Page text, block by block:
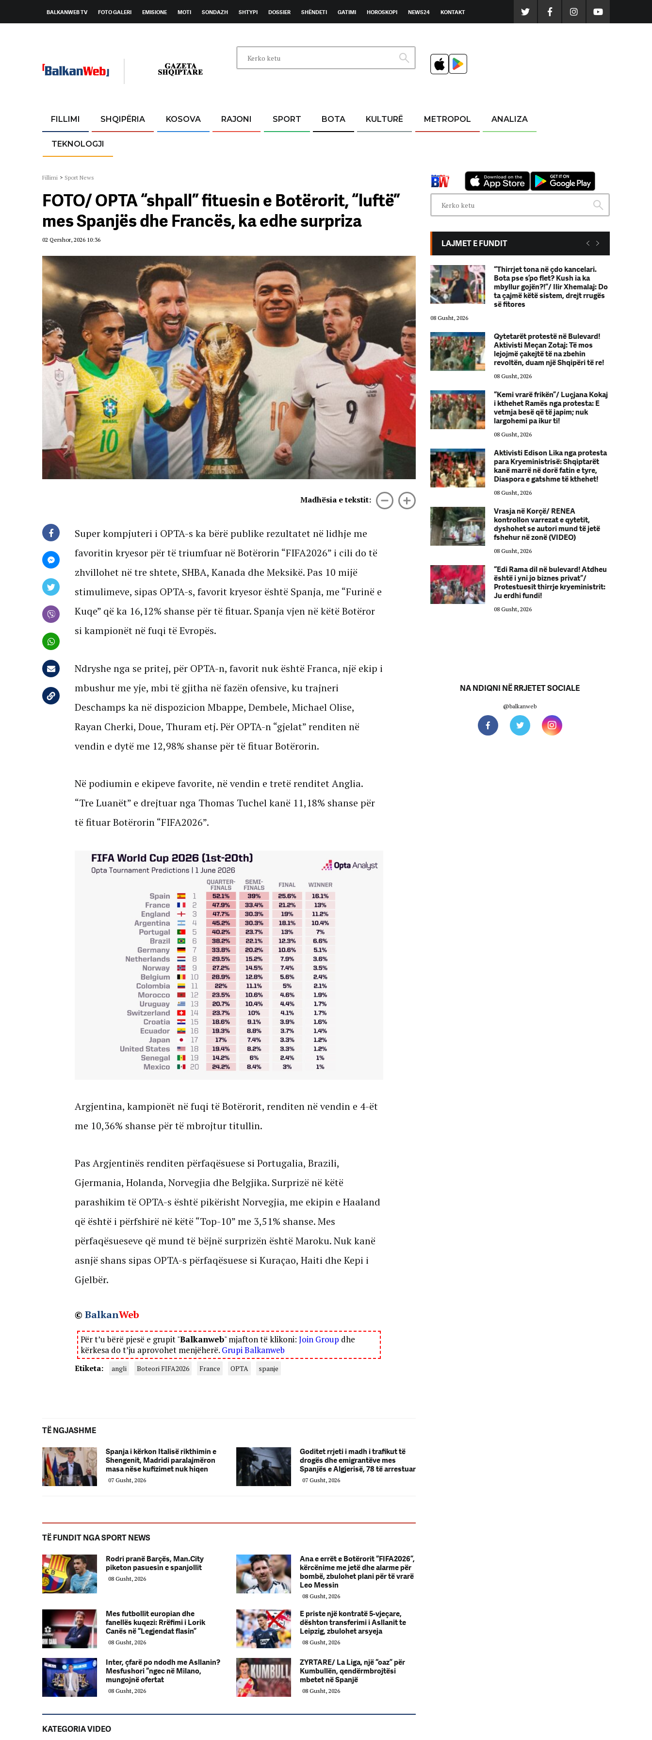
BALKANWEB TV FOTO GALERI EMISIONE MOTI SONDAZH SHTYPI DOSSIER SHËNDETI GATIMI HOROSKOPI NEWS24 KONTAKT
FILLIMI SHQIPËRIA KOSOVA RAJONI SPORT BOTA KULTURË METROPOL ANALIZA
TEKNOLOGJI
Fillimi > Sport News
FOTO/ OPTA “shpall” fituesin e Botërorit, “luftë”
mes Spanjës dhe Francës, ka edhe surpriza
02 Qershor, 2026 10:36
Madhësia e tekstit:
Super kompjuteri i OPTA-s ka bërë publike rezultatet në lidhje me
favoritin kryesor për të triumfuar në Botërorin “FIFA2026” i cili do të
zhvillohet në tre shtete, SHBA, Kanada dhe Meksikë. Pas 10 mijë
stimulimeve, sipas OPTA-s, favorit kryesor është Spanja, me “Furinë e
Kuqe” që ka 16,12% shanse për të fituar. Spanja vjen në këtë Botëror
si kampionët në fuqi të Evropës.
Ndryshe nga se pritej, për OPTA-n, favorit nuk është Franca, një ekip i
mbushur me yje, mbi të gjitha në fazën ofensive, ku trajneri
Deschamps ka në dispozicion Mbappe, Dembele, Michael Olise,
Rayan Cherki, Doue, Thuram etj. Për OPTA-n “gjelat” renditen në
vendin e dytë me 12,98% shanse për të fituar Botërorin.
Në podiumin e ekipeve favorite, në vendin e tretë renditet Anglia.
“Tre Luanët” e drejtuar nga Thomas Tuchel kanë 11,18% shanse për
të fituar Botërorin “FIFA2026”.
Argjentina, kampionët në fuqi të Botërorit, renditen në vendin e 4-ët
me 10,36% shanse për të mbrojtur titullin.
Pas Argjentinës renditen përfaqësuese si Portugalia, Brazili,
Gjermania, Holanda, Norvegjia dhe Belgjika. Surprizë në këtë
parashikim të OPTA-s është pikërisht Norvegjia, me ekipin e Haaland
që është i përfshirë në këtë “Top-10” me 3,51% shanse. Mes
përfaqësueseve që mund të bëjnë surprizën është Maroku. Nuk kanë
asnjë shans sipas OPTA-s përfaqësuese si Kuraçao, Haiti dhe Kepi i
Gjelbër.
© BalkanWeb
Për t’u bërë pjesë e grupit "Balkanweb" mjafton të klikoni: Join Group dhe
kërkesa do t’ju aprovohet menjëherë. Grupi Balkanweb
Etiketa: angli Boteori FIFA2026 France OPTA spanje
TË NGJASHME
Spanja i kërkon Italisë rikthimin e
Shengenit, Madridi paralajmëron
masa nëse kufizimet nuk hiqen
07 Gusht, 2026
Goditet rrjeti i madh i trafikut të
drogës dhe emigrantëve mes
Spanjës e Algjerisë, 78 të arrestuar
07 Gusht, 2026
TË FUNDIT NGA SPORT NEWS
Rodri pranë Barçës, Man.City
piketon pasuesin e spanjollit
08 Gusht, 2026
Ana e errët e Botërorit “FIFA2026”,
kërcënime me jetë dhe alarme për
bombë, zbulohet plani për të vrarë
Leo Messin
08 Gusht, 2026
Mes futbollit europian dhe
fanellës kuqezi: Rrëfimi i Lorik
Canës në “Legjendat flasin”
08 Gusht, 2026
E priste një kontratë 5-vjeçare,
dështon transferimi i Asllanit te
Leipzig, zbulohet arsyeja
08 Gusht, 2026
Inter, çfarë po ndodh me Asllanin?
Mesfushori “ngec në Milano,
mungojnë ofertat
08 Gusht, 2026
ZYRTARE/ La Liga, një “oaz” për
Kumbullën, qendërmbrojtësi
mbetet në Spanjë
08 Gusht, 2026
KATEGORIA VIDEO
LAJMET E FUNDIT
“Thirrjet tona në çdo kancelari.
Bota pse s’po flet? Kush ia ka
mbyllur gojën?!”/ Ilir Xhemalaj: Do
ta çajmë këtë sistem, drejt rrugës
së fitores
08 Gusht, 2026
Qytetarët protestë në Bulevard!
Aktivisti Meçan Zotaj: Të mos
lejojmë çakejtë të na zbehin
revoltën, duam një Shqipëri të re!
08 Gusht, 2026
“Kemi vrarë frikën”/ Luçjana Kokaj
i kthehet Ramës nga protesta: E
vetmja besë që të japim; nuk
largohemi pa ikur ti!
08 Gusht, 2026
Aktivisti Edison Lika nga protesta
para Kryeministrisë: Shqiptarët
kanë marrë në dorë fatin e tyre,
Diaspora e gatshme të kthehet!
Vrasja në Korçë/ RENEA
dyshohet se autori mund të jetë
fshehur në zonë (VIDEO)
08 Gusht, 2026
“Edi Rama dil në bulevard! Atdheu
është i yni jo biznes privat”/
Protestuesit thirrje kryeministrit:
Ju erdhi fundi!
08 Gusht, 2026
“Thirrjet tona në çdo kancelari.
Bota pse s’po flet? Kush ia ka
mbyllur gojën?!”/ Ilir Xhemalaj: Do
ta çajmë këtë sistem, drejt rrugës
së fitores
08 Gusht, 2026
Qytetarët protestë në Bulevard!
Aktivisti Meçan Zotaj: Të mos
lejojmë çakejtë të na zbehin
revoltën, duam një Shqipëri të re!
08 Gusht, 2026
“Kemi vrarë frikën”/ Luçjana Kokaj
i kthehet Ramës nga protesta: E
vetmja besë që të japim; nuk
largohemi pa ikur ti!
08 Gusht, 2026
Aktivisti Edison Lika nga protesta
para Kryeministrisë: Shqiptarët
kanë marrë në dorë fatin e tyre,
Diaspora e gatshme të kthehet!
08 Gusht, 2026
Vrasja në Korçë/ RENEA
kontrollon varrezat e qytetit,
dyshohet se autori mund të jetë
fshehur në zonë (VIDEO)
08 Gusht, 2026
“Edi Rama dil në bulevard! Atdheu
është i yni jo biznes privat”/
Protestuesit thirrje kryeministrit:
Ju erdhi fundi!
08 Gusht, 2026
NA NDIQNI NË RRJETET SOCIALE
@balkanweb